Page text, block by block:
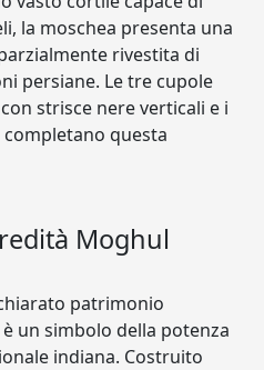
la moschea presenta una
rivestita di
persiane. Le tre cupole
strisce nere verticali e i
questa
Moghul
patrimonio
un simbolo della potenza
indiana. Costruito